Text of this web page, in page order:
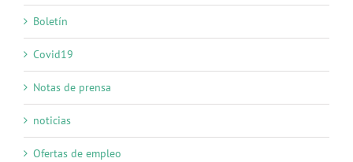
Boletín
Covid19
Notas de prensa
noticias
Ofertas de empleo